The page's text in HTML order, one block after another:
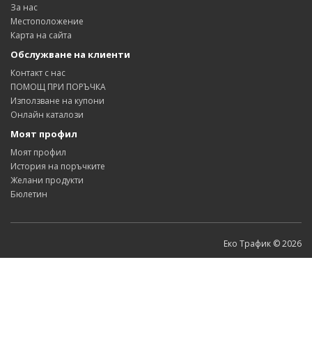
За нас
Местоположение
Карта на сайта
Обслужване на клиенти
Контакт с нас
ПОМОЩ ПРИ ПОРЪЧКА
Използване на купони
Онлайн каталози
Моят профил
Моят профил
История на поръчките
Желани продукти
Бюлетин
Еко Трафик © 2026